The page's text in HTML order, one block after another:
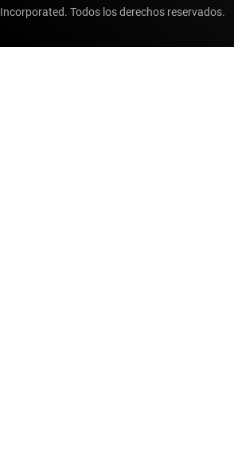
Incorporated. Todos los derechos reservados.